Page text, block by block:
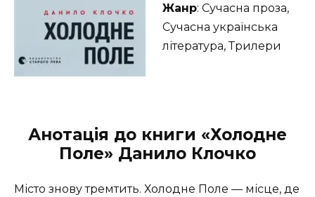
Жанр: Сучасна проза,
Сучасна українська
література, Трилери
Анотація до книги «Холодне
Поле» Данило Клочко
Місто знову тремтить. Холодне Поле — місце, де